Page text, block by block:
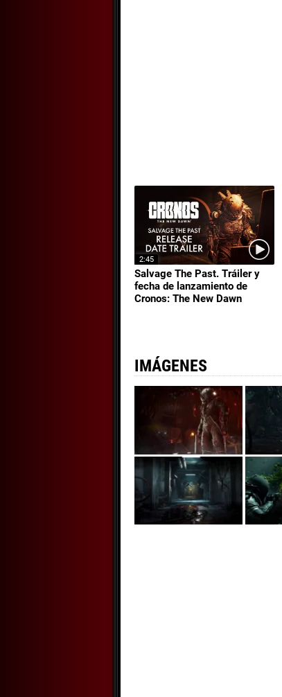
2:45
Salvage The Past. Tráiler y
fecha de lanzamiento de
Cronos: The New Dawn
IMÁGENES